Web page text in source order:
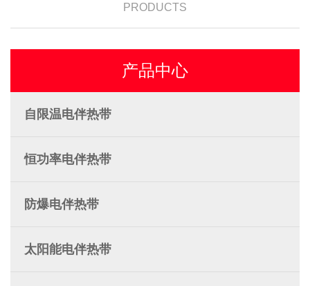
PRODUCTS
产品中心
自限温电伴热带
恒功率电伴热带
防爆电伴热带
太阳能电伴热带